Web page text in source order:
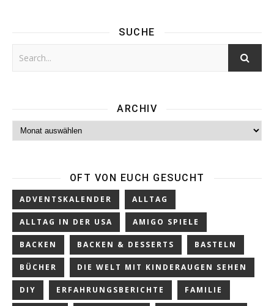
SUCHE
ARCHIV
Archiv
OFT VON EUCH GESUCHT
ADVENTSKALENDER ALLTAG
ALLTAG IN DER USA AMIGO SPIELE
BACKEN BACKEN & DESSERTS BASTELN
BÜCHER DIE WELT MIT KINDERAUGEN SEHEN
DIY ERFAHRUNGSBERICHTE FAMILIE